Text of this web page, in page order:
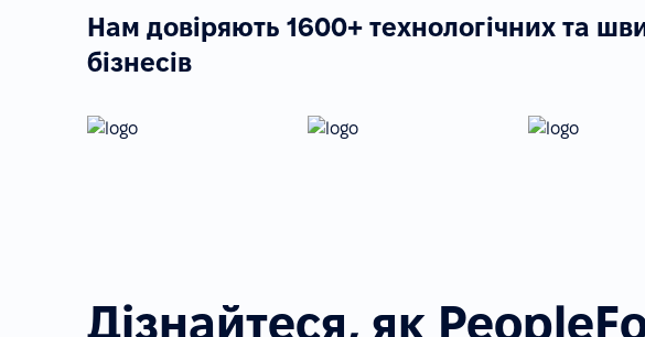
Нам довіряють 1600+ технологічних та
бізнесів
Дізнайтеся, як